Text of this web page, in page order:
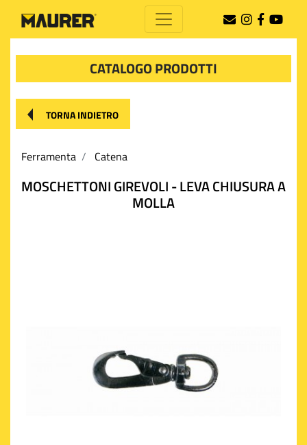
CATALOGO PRODOTTI
TORNA INDIETRO
Ferramenta Catena
MOSCHETTONI GIREVOLI - LEVA CHIUSURA A
MOLLA